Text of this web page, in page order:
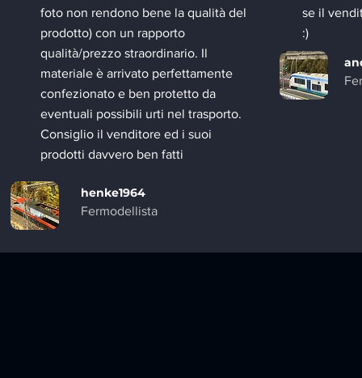
foto non rendono bene la qualità del
prodotto) con un rapporto
qualità/prezzo straordinario. Il
materiale è arrivato perfettamente
confezionato e ben protetto da
eventuali possibili urti nel trasporto.
Consiglio il venditore ed i suoi
prodotti davvero ben fatti
henke1964
Fermodellista
se il
:)